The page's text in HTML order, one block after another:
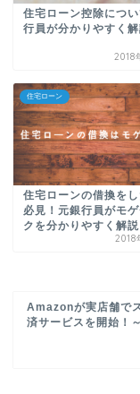
住宅ローン控除につ
行員が分かりやすく解
2018
住宅ローン
住宅ローンの借換をし
必見！元銀行員がモ
クを分かりやすく解説
2018
Amazonが実店舗で
済サービスを開始！